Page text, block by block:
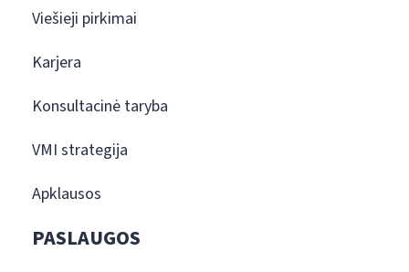
Viešieji pirkimai
Karjera
Konsultacinė taryba
VMI strategija
Apklausos
PASLAUGOS